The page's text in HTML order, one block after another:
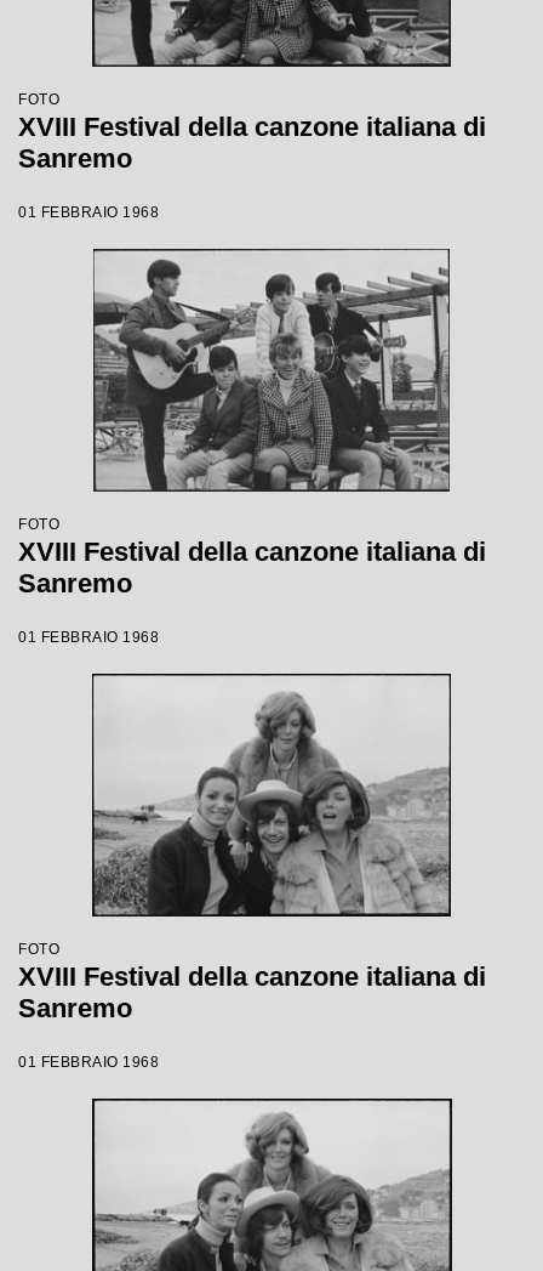
FOTO
XVIII Festival della canzone italiana di
Sanremo
01 FEBBRAIO 1968
FOTO
XVIII Festival della canzone italiana di
Sanremo
01 FEBBRAIO 1968
FOTO
XVIII Festival della canzone italiana di
Sanremo
01 FEBBRAIO 1968